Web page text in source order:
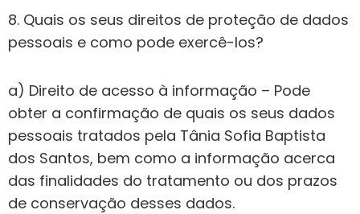
8. Quais os seus direitos de proteção de dados
pessoais e como pode exercê-los?
a) Direito de acesso à informação – Pode
obter a confirmação de quais os seus dados
pessoais tratados pela Tânia Sofia Baptista
dos Santos, bem como a informação acerca
das finalidades do tratamento ou dos prazos
de conservação desses dados.